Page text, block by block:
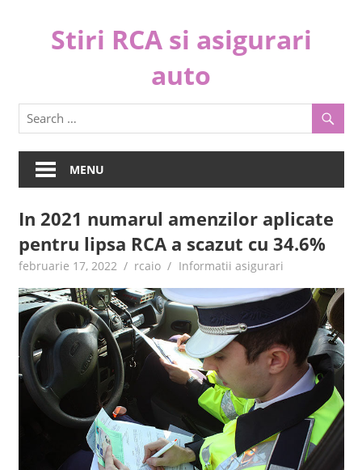
Stiri RCA si asigurari
auto
C
o
a
a
s
i
l
e
g
c
MENU
In 2021 numarul amenzilor aplicate
pentru lipsa RCA a scazut cu 34.6%
februarie 17, 2022 rcaio Informatii asigurari